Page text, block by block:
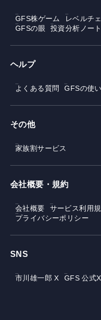
GFS株ゲーム レベルチ
GFSの眼
投資分析ノート
ヘルプ
よくある質問 GFSの使
その他
家族割サービス
会社概要・規約
会社概要 サービス利用
プライバシーポリシー
SNS
市川雄一郎 X GFS 公式X